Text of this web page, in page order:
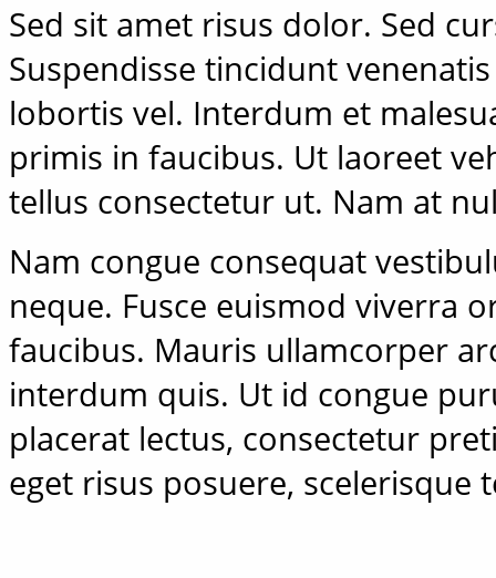
Sed sit amet risus dolor. Sed
Suspendisse tincidunt
lobortis vel. Interdum et
primis in faucibus. Ut laoreet
tellus consectetur ut. Nam at
Nam congue consequat
neque. Fusce euismod viverra
faucibus. Mauris ullamcorper
interdum quis. Ut id congue
placerat lectus, consectetur
eget risus posuere, scelerisque